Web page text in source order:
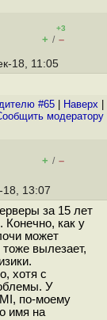
+3
+ / –
18, 11:05
#65 Наверх
модератору
+ / –
18, 13:07
за 15 лет
Конечно, как у
может
вылезает,
хотя с
У
по-моему
имя на